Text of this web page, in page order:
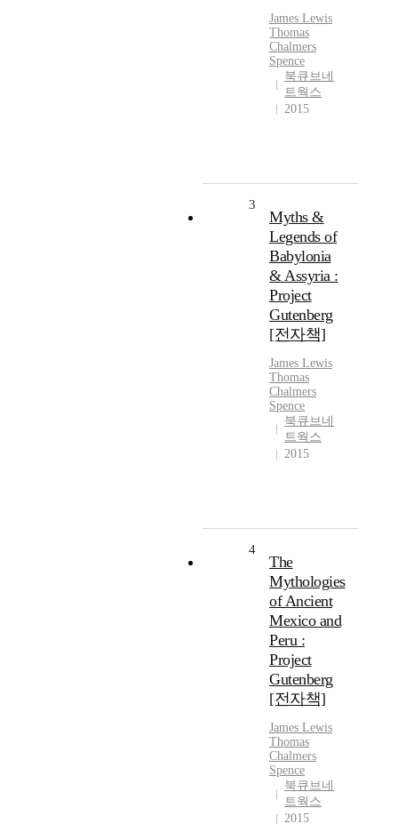
James Lewis
Thomas
Chalmers
Spence
북큐브네
트웍스
2015
3
Myths &
Legends of
Babylonia
& Assyria :
Project
Gutenberg
[전자책]
James Lewis
Thomas
Chalmers
Spence
북큐브네
트웍스
2015
4
The
Mythologies
of Ancient
Mexico and
Peru :
Project
Gutenberg
[전자책]
James Lewis
Thomas
Chalmers
Spence
북큐브네
트웍스
2015